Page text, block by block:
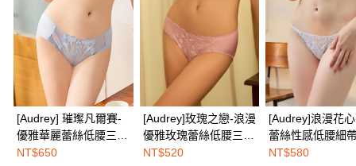
１．透過由恩沛科技股份有限公司提供之「AFTEE先享後付」服務完成之交
易，需依本服務之必要範圍內提供個人資料，並將交易相關給付款項請求債
權轉讓予恩沛科技股份有限公司。
２．關於個人資料處理事宜，請瀏覽以下網址：
https://aftee.tw/terms/#terms3
３．未成年的使用者請事先徵得法定代理人或監護人之同意方可使用
「AFTEE先享後付」，若未經同意申辦者引起之損失，本公司不負相關責
４．使用「AFTEE先享後付」時，將依據個別帳號之用戶狀況，依本公司即
時審查核予不同之上限額度；若仍有額度不足之情形，本公司將視審查結果
請求用戶進行身份認證。
５．嚴禁一人註冊多個帳號或使用他人資訊註冊。若發現惡意使用之情形，
每筆NT$100，滿NT$1,500(含以上)免運費
EASY SHOP門市速取
免運費
海外配送 查看運費
[Audrey] 璀璨凡爾賽-
優雅華麗蕾絲低腰三角
內褲-晨霧柔灰
NT$650
[Audrey]玫瑰之戀-浪漫
優雅玫瑰蕾絲低腰三角
內褲-蜜糖粉
NT$520
[Audrey]浪漫花
蕾絲性感低腰細
內褲-夢幻紫
NT$580